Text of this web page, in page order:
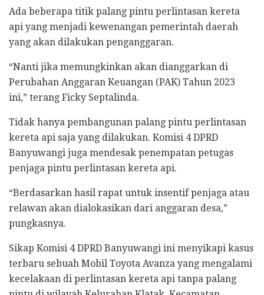
Ada beberapa titik palang pintu perlintasan kereta
api yang menjadi kewenangan pemerintah daerah
yang akan dilakukan penganggaran.
“Nanti jika memungkinkan akan dianggarkan di
Perubahan Anggaran Keuangan (PAK) Tahun 2023
ini,” terang Ficky Septalinda.
Tidak hanya pembangunan palang pintu perlintasan
kereta api saja yang dilakukan. Komisi 4 DPRD
Banyuwangi juga mendesak penempatan petugas
penjaga pintu perlintasan kereta api.
“Berdasarkan hasil rapat untuk insentif penjaga atau
relawan akan dialokasikan dari anggaran desa,”
pungkasnya.
Sikap Komisi 4 DPRD Banyuwangi ini menyikapi kasus
terbaru sebuah Mobil Toyota Avanza yang mengalami
kecelakaan di perlintasan kereta api tanpa palang